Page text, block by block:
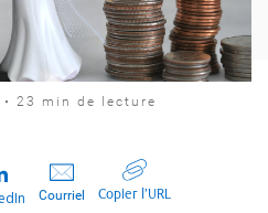
23 min de lecture
Courriel Copier l’URL